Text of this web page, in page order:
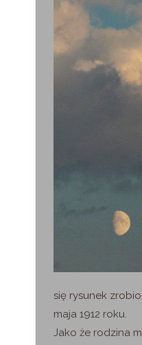
się rysunek
maja 1912 roku.
Jako że rodzina